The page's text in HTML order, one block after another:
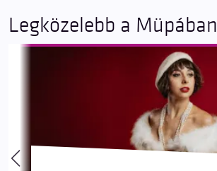
Legközelebb a Müpában